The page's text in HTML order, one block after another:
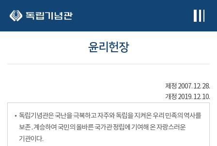
윤리헌장
제정 2007. 12. 28.
개정 2019. 12. 10.
독립기념관은 국난을 극복하고 자주와 독립을 지켜온 우리 민족의 역사를
보존․계승하여 국민의 올바른 국가관 정립에 기여해 온 자랑스러운
기관이다.